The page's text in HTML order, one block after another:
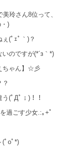
玲さん8位って、
)
(ﾟｪﾟ｀)？
のですが(*´з｀*)
ちゃん】☆彡
(ﾟДﾟ；)！！
過ごす少女.:｡+ﾟ
(ﾟoﾟ*)